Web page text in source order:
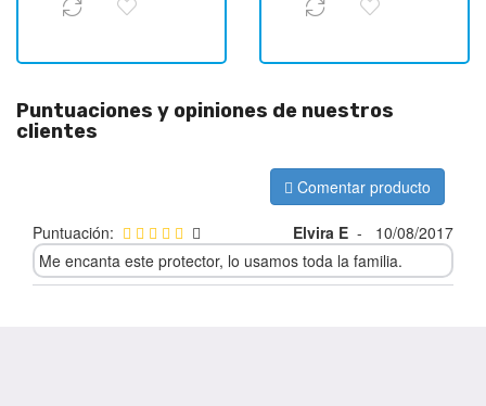
Puntuaciones y opiniones de nuestros
clientes
Comentar producto
Puntuación: Elvira E -
10/08/2017
Me encanta este protector, lo usamos toda la familia.